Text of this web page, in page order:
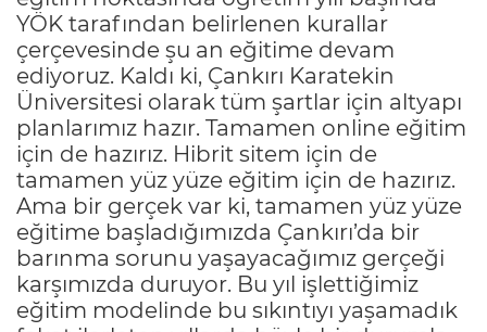
YÖK tarafından belirlenen kurallar
çerçevesinde şu an eğitime devam
ediyoruz. Kaldı ki, Çankırı Karatekin
Üniversitesi olarak tüm şartlar için altyapı
planlarımız hazır. Tamamen online eğitim
için de hazırız. Hibrit sitem için de
tamamen yüz yüze eğitim için de hazırız.
Ama bir gerçek var ki, tamamen yüz yüze
eğitime başladığımızda Çankırı’da bir
barınma sorunu yaşayacağımız gerçeği
karşımızda duruyor. Bu yıl işlettiğimiz
eğitim modelinde bu sıkıntıyı yaşamadık